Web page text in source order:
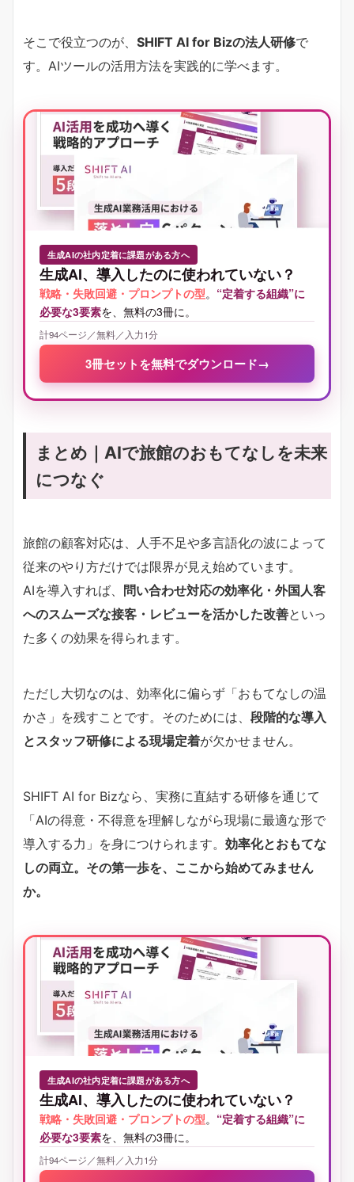
そこで役立つのが、 SHIFT AI for Bizの法人研修で
す。AIツールの活用方法を実践的に学べます。
生成AIの社内定着に課題がある方へ
生成AI、導入したのに使われていない？
戦略・失敗回避・プロンプトの型。 “定着する組織”に
必要な3要素を、無料の3冊に。
計94ページ／無料／入力1分
3冊セットを無料でダウンロード→
まとめ｜AIで旅館のおもてなしを未来
につなぐ
旅館の顧客対応は、人手不足や多言語化の波によって
従来のやり方だけでは限界が見え始めています。
AIを導入すれば、 問い合わせ対応の効率化・外国人客
へのスムーズな接客・レビューを活かした改善といっ
た多くの効果を得られます。
ただし大切なのは、効率化に偏らず「おもてなしの温
かさ」を残すことです。そのためには、 段階的な導入
とスタッフ研修による現場定着が欠かせません。
SHIFT AI for Bizなら、実務に直結する研修を通じて
「AIの得意・不得意を理解しながら現場に最適な形で
導入する力」を身につけられます。 効率化とおもてな
しの両立。その第一歩を、ここから始めてみません
か。
生成AIの社内定着に課題がある方へ
生成AI、導入したのに使われていない？
戦略・失敗回避・プロンプトの型。 “定着する組織”に
必要な3要素を、無料の3冊に。
計94ページ／無料／入力1分